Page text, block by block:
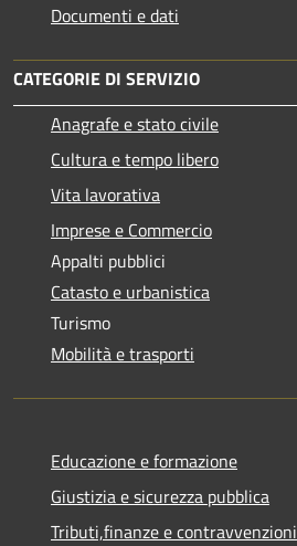
Documenti e dati
CATEGORIE DI SERVIZIO
Anagrafe e stato civile
Cultura e tempo libero
Vita lavorativa
Imprese e Commercio
Appalti pubblici
Catasto e urbanistica
Turismo
Mobilità e trasporti
Educazione e formazione
Giustizia e sicurezza pubblica
Tributi,finanze e contravvenzioni